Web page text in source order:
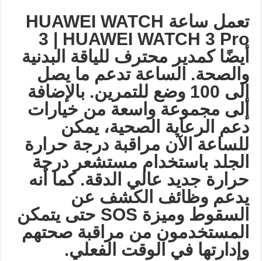
تعمل ساعة HUAWEI WATCH
3 | HUAWEI WATCH 3 Pro
أيضًا كمدير محترف للياقة البدنية
والصحة. الساعة تدعم ما يصل
إلى 100 وضع للتمرين. بالإضافة
إلى مجموعة واسعة من خيارات
دعم الرعاية الصحية، يمكن
للساعة الآن مراقبة درجة حرارة
الجلد باستخدام مستشعر درجة
حرارة جديد عالي الدقة. كما أنه
يدعم وظائف الكشف عن
السقوط وميزة
حتى يتمكن
المستخدمون من مراقبة صحتهم
وإدارتها في الوقت الفعلي.